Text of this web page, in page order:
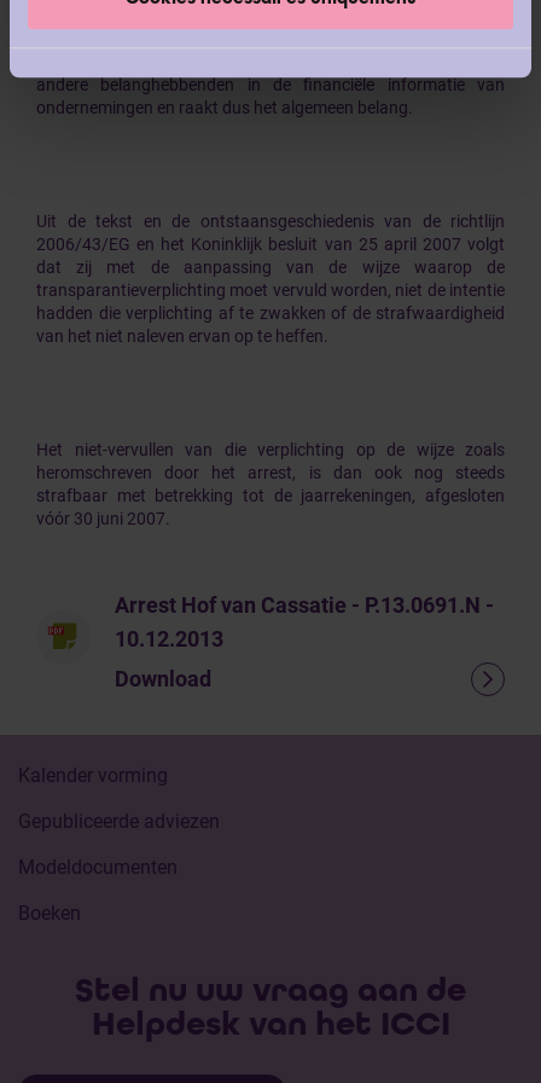
andere belanghebbenden in de financiële informatie van
ondernemingen en raakt dus het algemeen belang.
Uit de tekst en de ontstaansgeschiedenis van de richtlijn
2006/43/EG en het Koninklijk besluit van 25 april 2007 volgt
dat zij met de aanpassing van de wijze waarop de
transparantieverplichting moet vervuld worden, niet de intentie
hadden die verplichting af te zwakken of de strafwaardigheid
van het niet naleven ervan op te heffen.
Het niet-vervullen van die verplichting op de wijze zoals
heromschreven door het arrest, is dan ook nog steeds
strafbaar met betrekking tot de jaarrekeningen, afgesloten
vóór 30 juni 2007.
Arrest Hof van Cassatie - P.13.0691.N -
10.12.2013
Download
Kalender vorming
Gepubliceerde adviezen
Modeldocumenten
Boeken
Stel nu uw vraag aan de
Helpdesk van het ICCI